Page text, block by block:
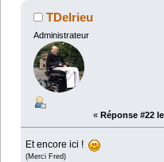
TDelrieu
Administrateur
« Réponse #22
Et encore ici !
(Merci Fred)